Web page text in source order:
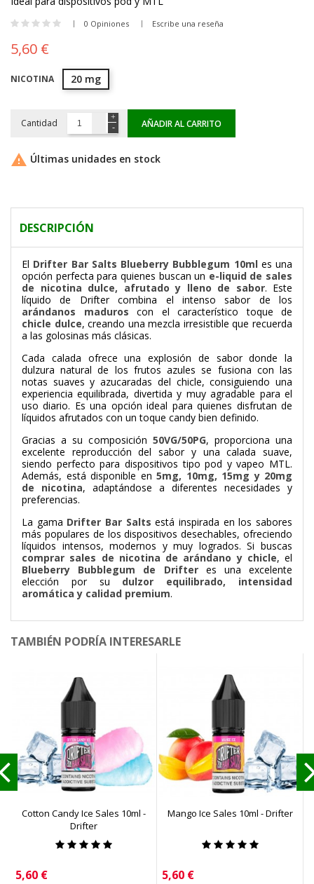
0 Opiniones Escribe una reseña
5,60 €
NICOTINA 20 mg
Cantidad AÑADIR AL CARRITO
 Últimas unidades en stock
DESCRIPCIÓN
El Drifter Bar Salts Blueberry Bubblegum 10mles una
opción perfecta para quienes buscan un e-liquid de sales
de nicotina dulce, afrutado y lleno de sabor. Este
líquido de Driftercombina el intenso sabor de los
arándanos maduros con el característico toque de
chicle dulce, creando una mezcla irresistible que recuerda
a las golosinas más clásicas.
Cada calada ofrece una explosión de sabor donde la
dulzura natural de los frutos azules se fusiona con las
notas suaves y azucaradas del chicle, consiguiendo una
experiencia equilibrada, divertida y muy agradable para el
uso diario. Es una opción ideal para quienes disfrutan de
líquidos afrutados con un toque candy bien definido.
Gracias a su composición 50VG/50PG, proporciona una
excelente reproducción del sabor y una calada suave,
siendo perfecto para dispositivos tipo pod y vapeo MTL.
Además, está disponible en 5mg, 10mg, 15mg y 20mg
de nicotina, adaptándose a diferentes necesidades y
preferencias.
La gama Drifter Bar Salts está inspirada en los sabores
más populares de los dispositivos desechables, ofreciendo
líquidos intensos, modernos y muy logrados. Si buscas
comprar sales de nicotina de arándano y chicle, el
Blueberry Bubblegum de Drifteres una excelente
elección por su dulzor equilibrado, intensidad
aromática y calidad premium.
TAMBIÉN PODRÍA INTERESARLE
Cotton Candy Ice Sales 10ml -
Drifter
Precio
5,60 €
Mango Ice Sales 10ml - Drifter
Precio
5,60 €